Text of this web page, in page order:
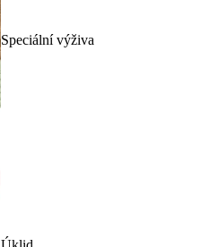
Speciální výživa